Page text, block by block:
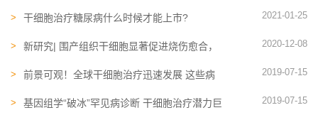
干细胞治疗糖尿病什么时候才能上市? 2021-01-25
新研究| 围产组织干细胞显著促进烧伤愈合，
2020-12-08
前景可观！全球干细胞治疗迅速发展 这些病
2019-07-15
基因组学“破冰”罕见病诊断 干细胞治疗潜力巨
2019-07-15